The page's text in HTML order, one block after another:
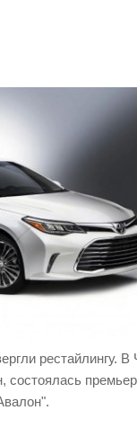
рестайлингу. В
состоялась